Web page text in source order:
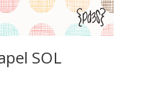
SOL